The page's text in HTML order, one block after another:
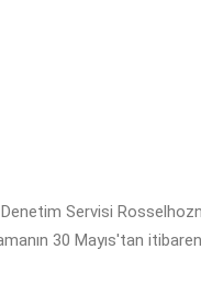
Servisi
30 Mayıs'tan itibaren